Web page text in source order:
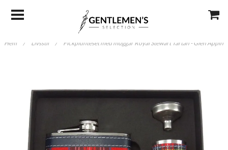
Hem / Livsstil / Fickplunteset med muggar Royal Stewart Tartan - Glen Appin